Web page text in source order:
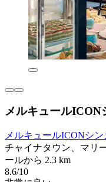
メルキュールICON
メルキュールICONシ
チャイナタウン、マリ
ールから 2.3 km
8.6/10